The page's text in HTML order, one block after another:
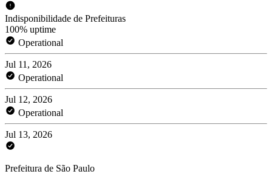
Indisponibilidade de Prefeituras
100% uptime
Operational
Jul 11, 2026
Operational
Jul 12, 2026
Operational
Jul 13, 2026
Prefeitura de São Paulo